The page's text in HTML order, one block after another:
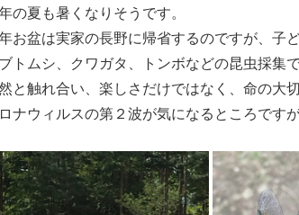
の夏も暑くなりそうです。
お盆は実家の長野に帰省するのですが、子
トムシ、クワガタ、トンボなどの昆虫採集で
と触れ合い、楽しさだけではなく、命の大
ナウィルスの第２波が気になるところです